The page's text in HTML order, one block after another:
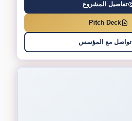
تفاصيل المشروع
Pitch Deck
تواصل مع المؤسس